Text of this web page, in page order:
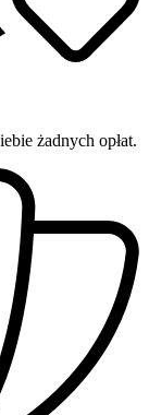
żadnych opłat.